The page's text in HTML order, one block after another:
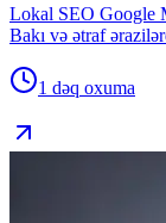
Lokal SEO Google
Bakı və ətraf
1 dəq oxuma